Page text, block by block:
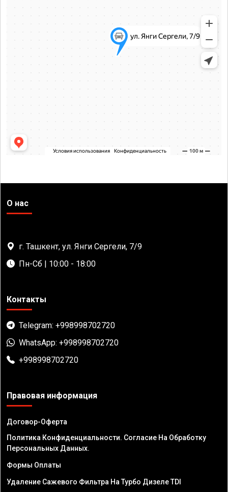
О нас
г. Ташкент, ул. Янги Сергели, 7/9
Пн-Сб | 10:00 - 18:00
Контакты
Telegram: +998998702720
WhatsApp: +998998702720
+998998702720
Правовая информация
Договор-Оферта
Политика Конфиденциальности. Согласие На Обработку
Персональных Данных.
Формы Оплаты
Удаление Сажевого Фильтра На Турбо Дизеле TDI